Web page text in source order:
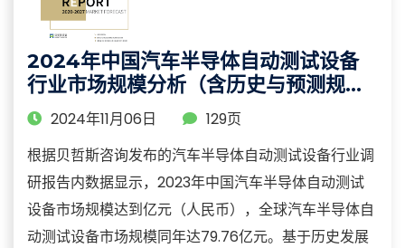
2024年中国汽车半导体自动测试设备
行业市场规模分析（含历史与预测规
模）及产业链调研报告
2024年11月06日
129页
根据贝哲斯咨询发布的汽车半导体自动测试设备行业调
研报告内数据显示，2023年中国汽车半导体自动测试
设备市场规模达到亿元（人民币），全球汽车半导体自
动测试设备市场规模同年达79.76亿元。基于历史发展